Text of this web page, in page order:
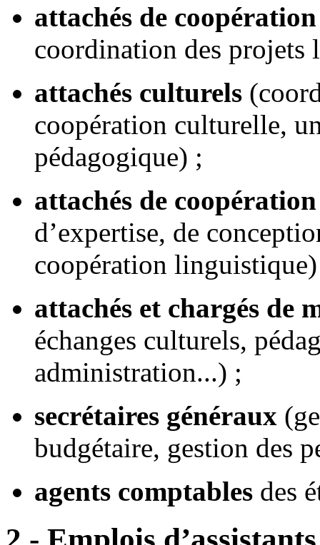
attachés de
coordination des projets
attachés culturels
coopération culturelle,
pédagogique) ;
attachés de
d’expertise, de
coopération
attachés et chargés de
échanges culturels,
administration...) ;
secrétaires généraux
budgétaire, gestion des
agents comptables des